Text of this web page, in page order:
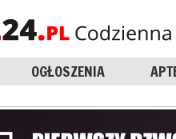
OGŁOSZENIA